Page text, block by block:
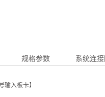
规格参数 系统连接
输入板卡】